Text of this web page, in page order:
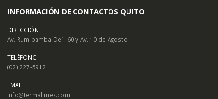
INFORMACIÓN DE CONTACTOS QUITO
DIRECCIÓN
Av. Rumipamba Oe1-60 y Av. 10 de Agosto
TELÉFONO
(02) 227-5912
EMAIL
info@termalimex.com